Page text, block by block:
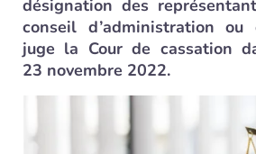
désignation des
conseil d’administration ou
juge la Cour de cassation
23 novembre 2022.